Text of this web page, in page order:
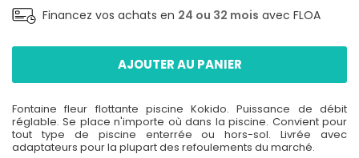
Financez vos achats en 24 ou 32 mois avec FLOA
AJOUTER AU PANIER
Fontaine fleur flottante piscine Kokido. Puissance de débit
réglable. Se place n'importe où dans la piscine. Convient pour
tout type de piscine enterrée ou hors-sol. Livrée avec
adaptateurs pour la plupart des refoulements du marché.